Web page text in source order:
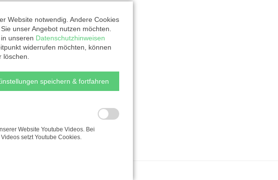
Website notwendig. Andere Cookies
unser Angebot nutzen möchten.
unseren Datenschutzhinweisen
widerrufen möchten, können
speichern & fortfahren
Website Youtube Videos. Bei
setzt Youtube Cookies.